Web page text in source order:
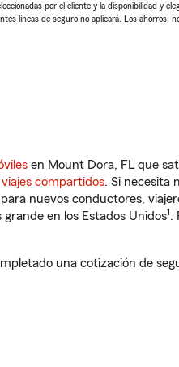
por el cliente y la disponibilidad y
líneas de seguro no aplicará. Los ahorros,
en Mount Dora, FL que
viajes compartidos. Si necesita
nuevos conductores,
en los Estados Unidos1.
una cotización de